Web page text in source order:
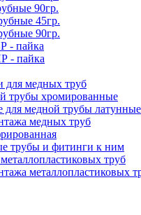
90гр.
45гр.
90гр.
- пайка
- пайка
медных труб
трубы хромированные
медной трубы латунные
медных труб
трубы и фитинги к ним
труб
металлопластиковых